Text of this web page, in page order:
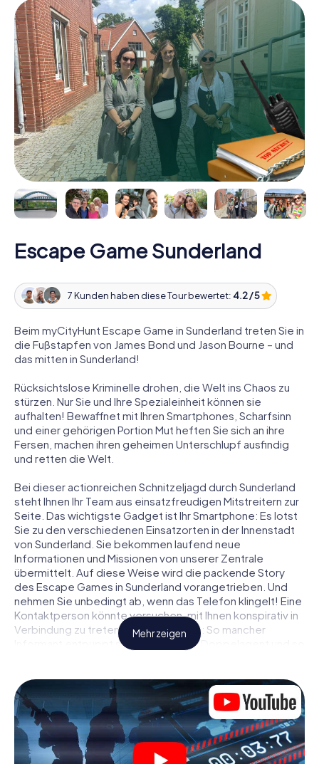
Escape Game Sunderland
7 Kunden haben diese Tour bewertet: 4.2 / 5
Beim myCityHunt Escape Game in Sunderland treten Sie in
die Fußstapfen von James Bond und Jason Bourne – und
das mitten in Sunderland!
Rücksichtslose Kriminelle drohen, die Welt ins Chaos zu
stürzen. Nur Sie und Ihre Spezialeinheit können sie
aufhalten! Bewaffnet mit Ihren Smartphones, Scharfsinn
und einer gehörigen Portion Mut heften Sie sich an ihre
Fersen, machen ihren geheimen Unterschlupf ausfindig
und retten die Welt.
Bei dieser actionreichen Schnitzeljagd durch Sunderland
steht Ihnen Ihr Team aus einsatzfreudigen Mitstreitern zur
Seite. Das wichtigste Gadget ist Ihr Smartphone: Es lotst
Sie zu den verschiedenen Einsatzorten in der Innenstadt
von Sunderland. Sie bekommen laufend neue
Informationen und Missionen von unserer Zentrale
übermittelt. Auf diese Weise wird die packende Story
des Escape Games in Sunderland vorangetrieben. Und
nehmen Sie unbedingt ab, wenn das Telefon klingelt! Eine
Kontaktperson könnte versuchen, mit Ihnen konspirativ in
Verbindung zu treten … Doch Vorsicht: So mancher
Informant entpuppt sich als dubioser Doppelagent und so
und vor allem: Vertrauen Sie niemandem!
Anders als in einem klassischen Escape Room in
Sunderland sind Sie also nicht in ein Zimmer eingesperrt,
aus dem Sie sich in einem vorgegebenen Zeitfenster
befreien müssen. Diese Smartphone Schnitzeljagd erklärt
Mehr zeigen